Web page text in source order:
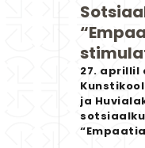
27. aprillil
ja